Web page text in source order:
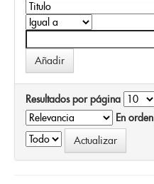
Resultados por página
En orden